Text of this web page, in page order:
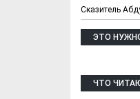
Сказитель
ЭТО
ЧТО